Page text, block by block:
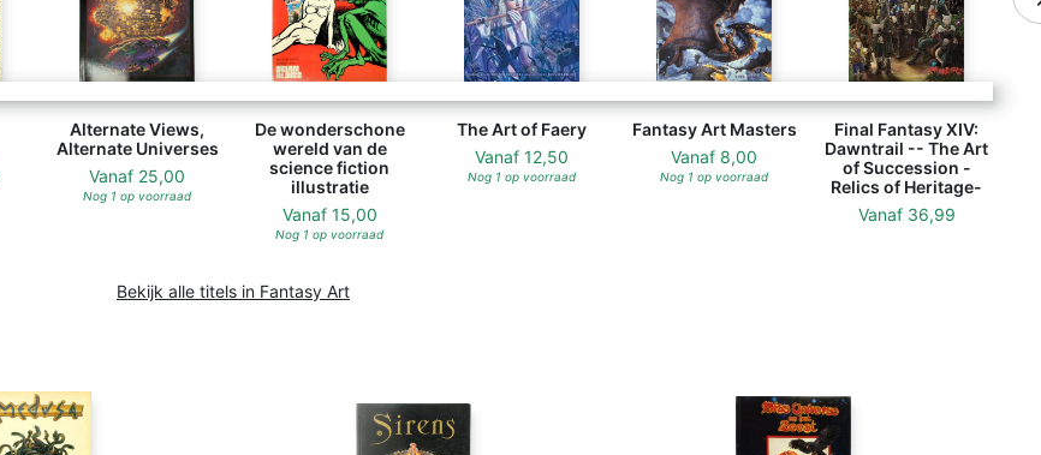
Alternate Views,
Alternate Universes
Vanaf 25,00
Nog 1 op voorraad
De wonderschone
wereld van de
science fiction
illustratie
Vanaf 15,00
Nog 1 op voorraad
The Art of Faery
Vanaf 12,50
Nog 1 op voorraad
Fantasy Art Masters
Vanaf 8,00
Nog 1 op voorraad
Final Fantasy XIV:
Dawntrail -- The Art
of Succession -
Relics of Heritage-
Vanaf 36,99
Bekijk alle titels in Fantasy Art